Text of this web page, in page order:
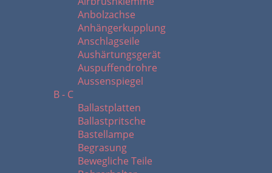
Anbolzachse
Anhängerkupplung
Anschlagseile
Aushärtungsgerät
Auspuffendrohre
Aussenspiegel
B - C
Ballastplatten
Ballastpritsche
Bastellampe
Begrasung
Bewegliche Teile